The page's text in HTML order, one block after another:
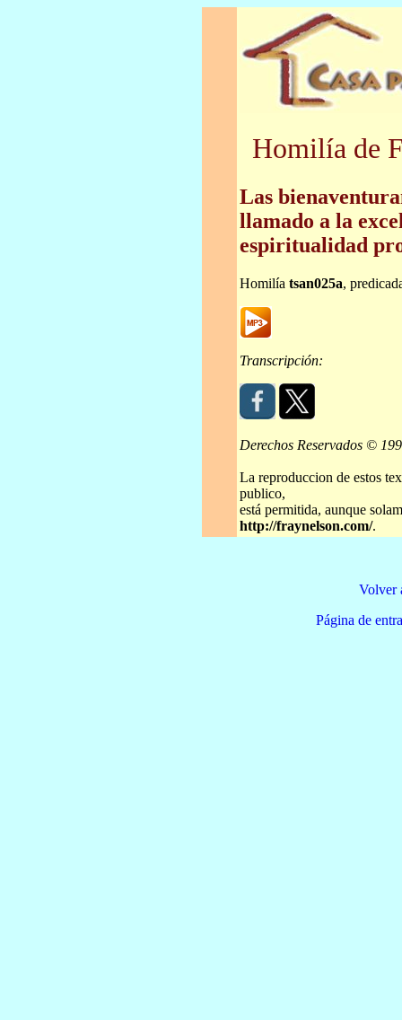
Homilía de
Las
llamado a la
espiritualidad
Homilía tsan025a,
Transcripción:
Derechos Reservados ©
La reproduccion de estos
publico,
está permitida, aunque
http://fraynelson.com/.
Volver
Página de